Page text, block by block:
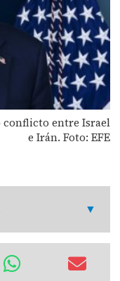
entre Israel
e Irán. Foto: EFE